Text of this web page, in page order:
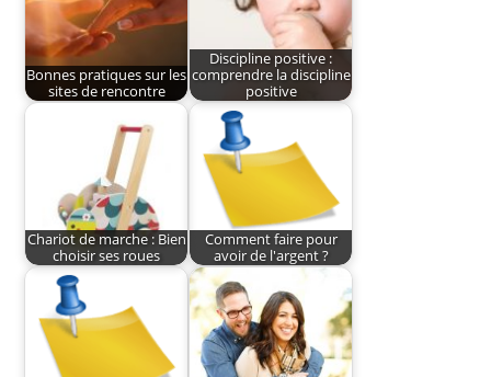
Bonnes pratiques sur les
sites de rencontre
Discipline positive :
comprendre la discipline
positive
Chariot de marche : Bien
choisir ses roues
Comment faire pour
avoir de l'argent ?